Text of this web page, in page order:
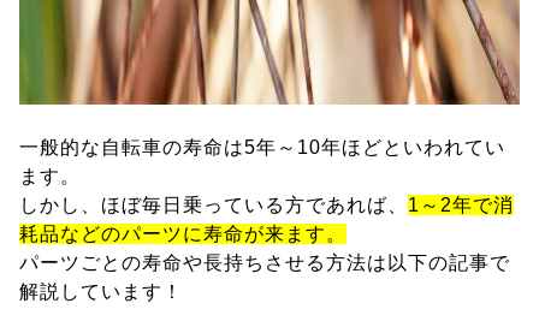
一般的な自転車の寿命は5年～10年ほどといわれてい
ます。
しかし、ほぼ毎日乗っている方であれば、 1～2年で消
耗品などのパーツに寿命が来ます。
パーツごとの寿命や長持ちさせる方法は以下の記事で
解説しています！